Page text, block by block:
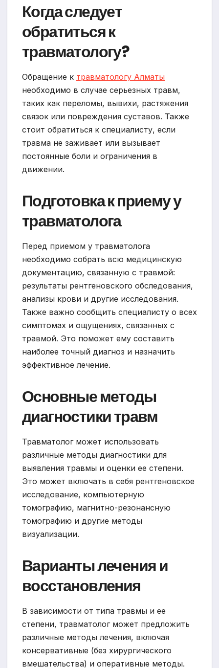
Когда следует
обратиться к
травматологу?
Обращение к травматологу Алматы
необходимо в случае серьезных травм,
таких как переломы, вывихи, растяжения
связок или повреждения суставов. Также
стоит обратиться к специалисту, если
травма не заживает или вызывает
постоянные боли и ограничения в
движении.
Подготовка к приему у
травматолога
Перед приемом у травматолога
необходимо собрать всю медицинскую
документацию, связанную с травмой:
результаты рентгеновского обследования,
анализы крови и другие исследования.
Также важно сообщить специалисту о всех
симптомах и ощущениях, связанных с
травмой. Это поможет ему составить
наиболее точный диагноз и назначить
эффективное лечение.
Основные методы
диагностики травм
Травматолог может использовать
различные методы диагностики для
выявления травмы и оценки ее степени.
Это может включать в себя рентгеновское
исследование, компьютерную
томографию, магнитно-резонансную
томографию и другие методы
визуализации.
Варианты лечения и
восстановления
В зависимости от типа травмы и ее
степени, травматолог может предложить
различные методы лечения, включая
консервативные (без хирургического
вмешательства) и оперативные методы.